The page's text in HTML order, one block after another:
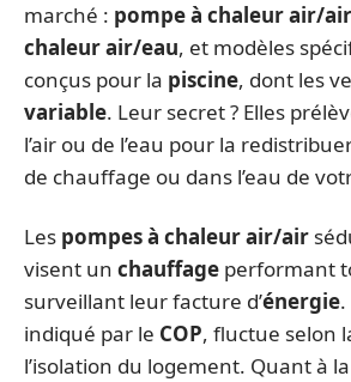
marché : pompe à chaleur air/air
chaleur air/eau, et modèles
conçus pour la piscine, dont les
variable. Leur secret ? Elles
l’air ou de l’eau pour la
de chauffage ou dans l’eau de
Les pompes à chaleur air/air
visent un chauffage performant
surveillant leur facture d’énergie
indiqué par le COP, fluctue selon
l’isolation du logement. Quant à la